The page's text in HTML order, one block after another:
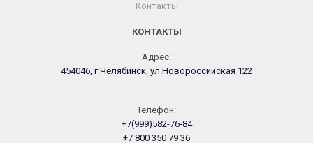
Контакты
КОНТАКТЫ
Адрес:
454046, г.Челябинск, ул.Новороссийская 122
Телефон:
+7(999)582-76-84
+7 800 350 79 36